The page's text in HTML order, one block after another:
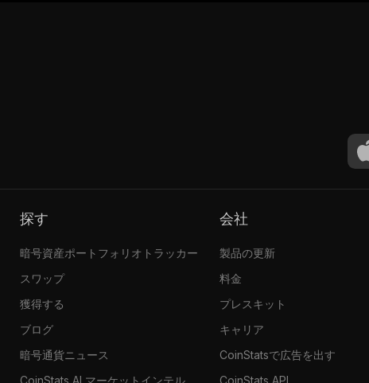
探す
暗号資産ポートフォリオトラッカー
スワップ
獲得する
ブログ
暗号通貨ニュース
CoinStats AI マーケットインテル
会社
製品の更新
料金
プレスキット
キャリア
CoinStatsで広告を出す
CoinStats API